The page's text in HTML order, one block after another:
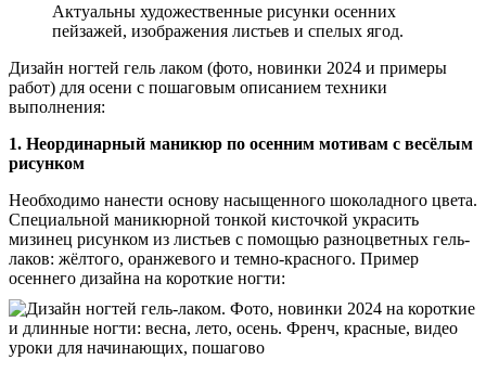
Актуальны художественные рисунки осенних
пейзажей, изображения листьев и спелых ягод.
Дизайн ногтей гель лаком (фото, новинки 2024 и примеры
работ) для осени с пошаговым описанием техники
выполнения:
1. Неординарный маникюр по осенним мотивам с весёлым
рисунком
Необходимо нанести основу насыщенного шоколадного цвета.
Специальной маникюрной тонкой кисточкой украсить
мизинец рисунком из листьев с помощью разноцветных гель-
лаков: жёлтого, оранжевого и темно-красного. Пример
осеннего дизайна на короткие ногти: